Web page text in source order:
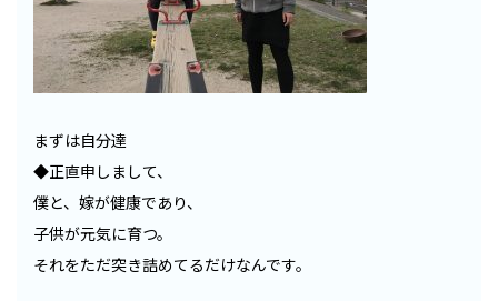
まずは自分達
◆正直申しまして、
僕と、嫁が健康であり、
子供が元気に育つ。
それをただ突き詰めてるだけなんです。